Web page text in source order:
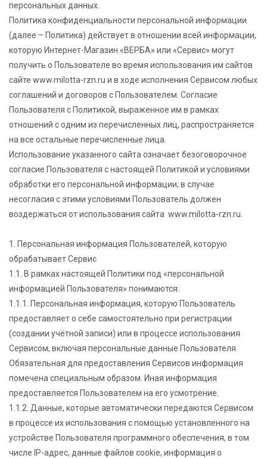
персональных данных.
Политика конфиденциальности персональной информации
(далее – Политика) действует в отношении всей информации,
которую Интернет-Магазин «ВЕРБА» или «Сервис» могут
получить о Пользователе во время использования им сайтов
сайте www.milotta-rzn.ru и в ходе исполнения Сервисом любых
соглашений и договоров с Пользователем. Согласие
Пользователя с Политикой, выраженное им в рамках
отношений с одним из перечисленных лиц, распространяется
на все остальные перечисленные лица.
Использование указанного сайта означает безоговорочное
согласие Пользователя с настоящей Политикой и условиями
обработки его персональной информации; в случае
несогласия с этими условиями Пользователь должен
воздержаться от использования сайта www.milotta-rzn.ru.
1. Персональная информация Пользователей, которую
обрабатывает Сервис
1.1. В рамках настоящей Политики под «персональной
информацией Пользователя» понимаются:
1.1.1. Персональная информация, которую Пользователь
предоставляет о себе самостоятельно при регистрации
(создании учётной записи) или в процессе использования
Сервисом, включая персональные данные Пользователя.
Обязательная для предоставления Сервисов информация
помечена специальным образом. Иная информация
предоставляется Пользователем на его усмотрение.
1.1.2. Данные, которые автоматически передаются Сервисом
в процессе их использования с помощью установленного на
устройстве Пользователя программного обеспечения, в том
числе IP-адрес, данные файлов cookie, информация о